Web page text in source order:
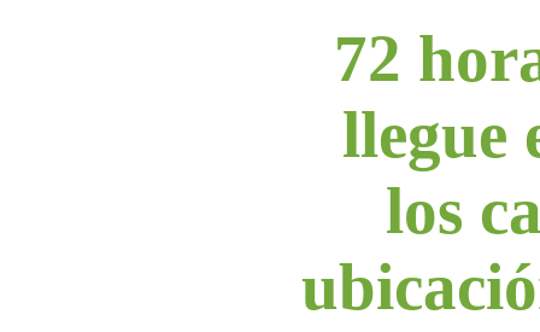
72
llegue
los